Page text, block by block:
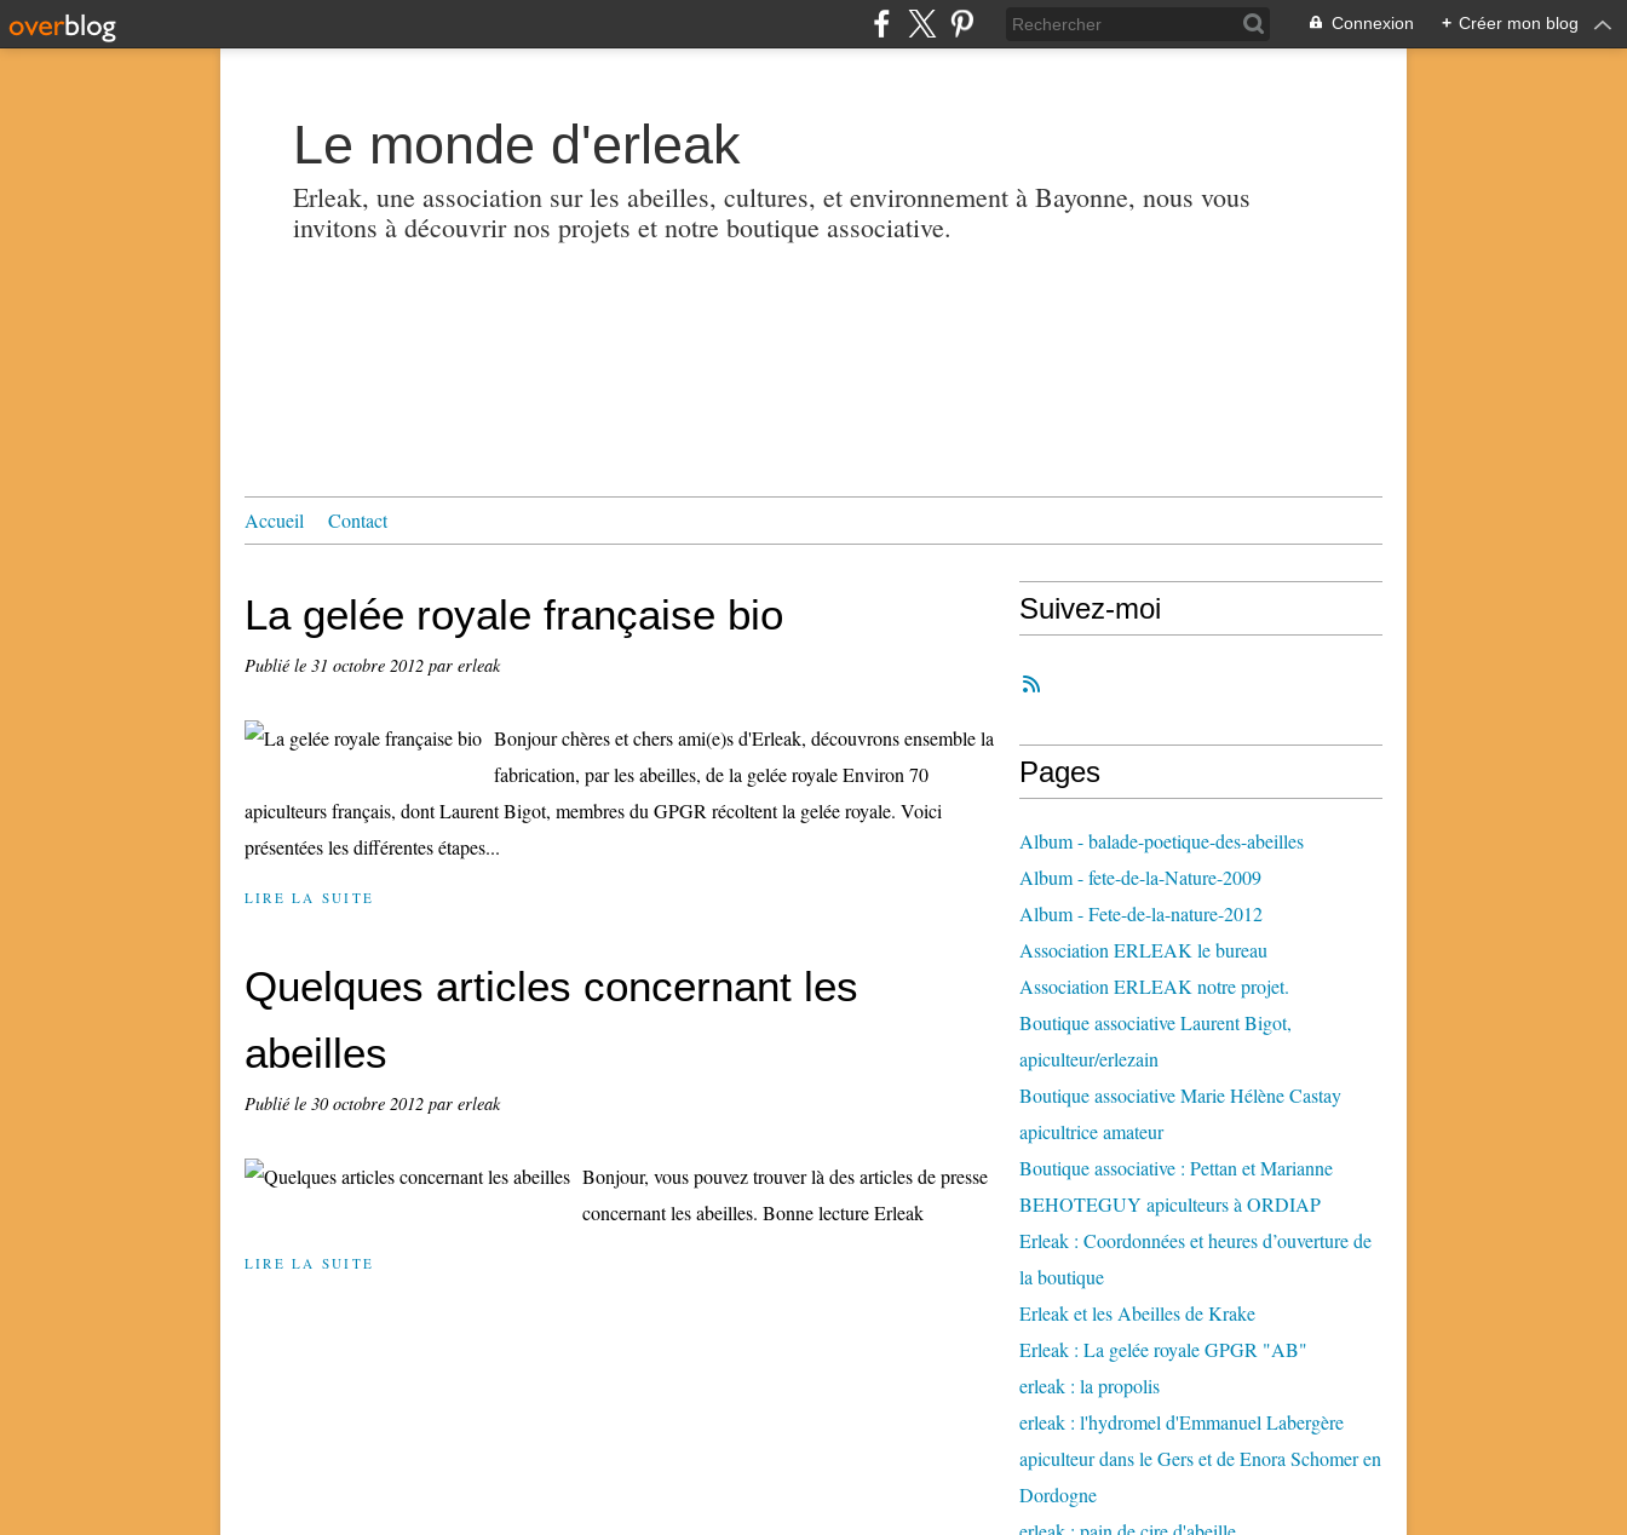
Connexion + Créer mon blog
Le monde d'erleak
Erleak, une association sur les abeilles, cultures, et environnement à Bayonne, nous vous
invitons à découvrir nos projets et notre boutique associative.
Accueil Contact
La gelée royale française bio
Publié le 31 octobre 2012 par erleak
Bonjour chères et chers ami(e)s d'Erleak, découvrons ensemble la
fabrication, par les abeilles, de la gelée royale Environ 70
apiculteurs français, dont Laurent Bigot, membres du GPGR récoltent la gelée royale. Voici
présentées les différentes étapes...
LIRE LA SUITE
Quelques articles concernant les
abeilles
Publié le 30 octobre 2012 par erleak
Bonjour, vous pouvez trouver là des articles de presse
concernant les abeilles. Bonne lecture Erleak
LIRE LA SUITE
Suivez-moi
Pages
Album - balade-poetique-des-abeilles
Album - fete-de-la-Nature-2009
Album - Fete-de-la-nature-2012
Association ERLEAK le bureau
Association ERLEAK notre projet.
Boutique associative Laurent Bigot,
apiculteur/erlezain
Boutique associative Marie Hélène Castay
apicultrice amateur
Boutique associative : Pettan et Marianne
BEHOTEGUY apiculteurs à ORDIAP
Erleak : Coordonnées et heures d’ouverture de
la boutique
Erleak et les Abeilles de Krake
Erleak : La gelée royale GPGR "AB"
erleak : la propolis
erleak : l'hydromel d'Emmanuel Labergère
apiculteur dans le Gers et de Enora Schomer en
Dordogne